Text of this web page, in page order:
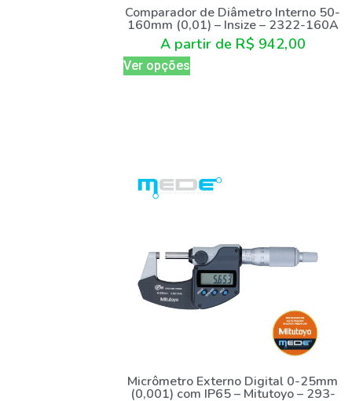
Comparador de Diâmetro Interno 50-
160mm (0,01) – Insize – 2322-160A
A partir de R$ 942,00
Ver opções
Micrômetro Externo Digital 0-25mm
(0,001) com IP65 – Mitutoyo – 293-